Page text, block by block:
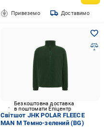
Привеземо Доставимо
Безкоштовна доставка
в поштомати Епіцентр
Світшот JHK POLAR FLEECE
MAN M Темно-зелений (BG)